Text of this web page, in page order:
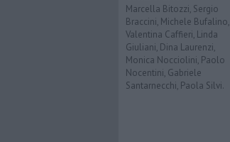
Marcella Bitozzi, Sergio
Braccini, Michele Bufalino,
Valentina Caffieri, Linda
Giuliani, Dina Laurenzi,
Monica Nocciolini, Paolo
Nocentini, Gabriele
Santarnecchi, Paola Silvi.